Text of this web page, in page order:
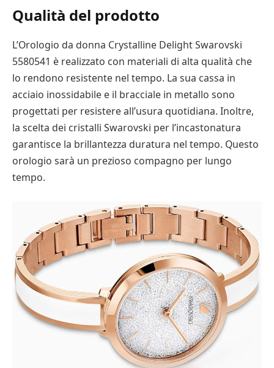
Qualità del prodotto
L’Orologio da donna Crystalline Delight Swarovski
5580541 è realizzato con materiali di alta qualità che
lo rendono resistente nel tempo. La sua cassa in
acciaio inossidabile e il bracciale in metallo sono
progettati per resistere all’usura quotidiana. Inoltre,
la scelta dei cristalli Swarovski per l’incastonatura
garantisce la brillantezza duratura nel tempo. Questo
orologio sarà un prezioso compagno per lungo
tempo.